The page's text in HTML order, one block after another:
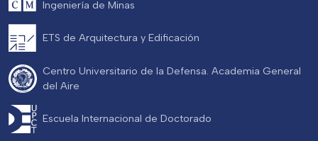
Ingeniería de Minas
ETS de Arquitectura y Edificación
Centro Universitario de la Defensa. Academia General
del Aire
Escuela Internacional de Doctorado